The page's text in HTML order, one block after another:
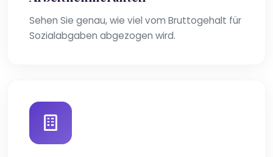
Sehen Sie genau, wie viel vom Bruttogehalt für
Sozialabgaben abgezogen wird.